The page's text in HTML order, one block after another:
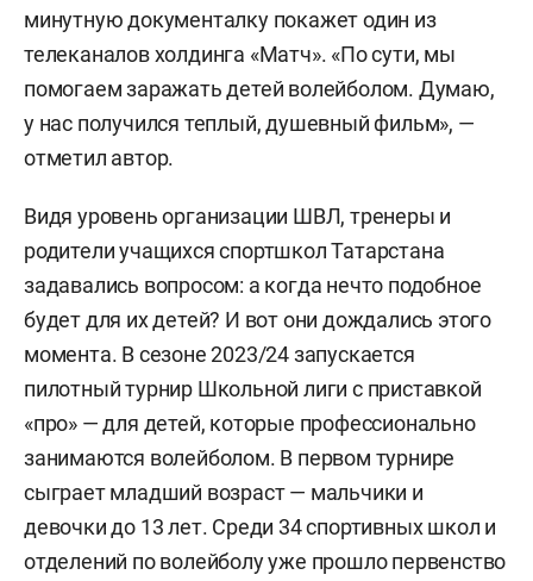
минутную документалку покажет один из
телеканалов холдинга «Матч». «По сути, мы
помогаем заражать детей волейболом. Думаю,
у нас получился теплый, душевный фильм», —
отметил автор.
Видя уровень организации ШВЛ, тренеры и
родители учащихся спортшкол Татарстана
задавались вопросом: а когда нечто подобное
будет для их детей? И вот они дождались этого
момента. В сезоне 2023/24 запускается
пилотный турнир Школьной лиги с приставкой
«про» — для детей, которые профессионально
занимаются волейболом. В первом турнире
сыграет младший возраст — мальчики и
девочки до 13 лет. Среди 34 спортивных школ и
отделений по волейболу уже прошло первенство